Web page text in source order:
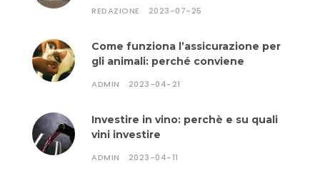
REDAZIONE 2023-07-25
Come funziona l’assicurazione per
gli animali: perché conviene
ADMIN 2023-04-21
Investire in vino: perchè e su quali
vini investire
ADMIN 2023-04-11